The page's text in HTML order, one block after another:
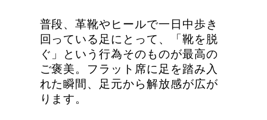
普段、革靴やヒールで一日中歩き
回っている足にとって、「靴を脱
ぐ」という行為そのものが最高の
ご褒美。フラット席に足を踏み入
れた瞬間、足元から解放感が広が
ります。